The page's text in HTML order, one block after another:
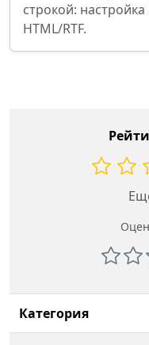
строкой:
HTML/RTF.
Категория